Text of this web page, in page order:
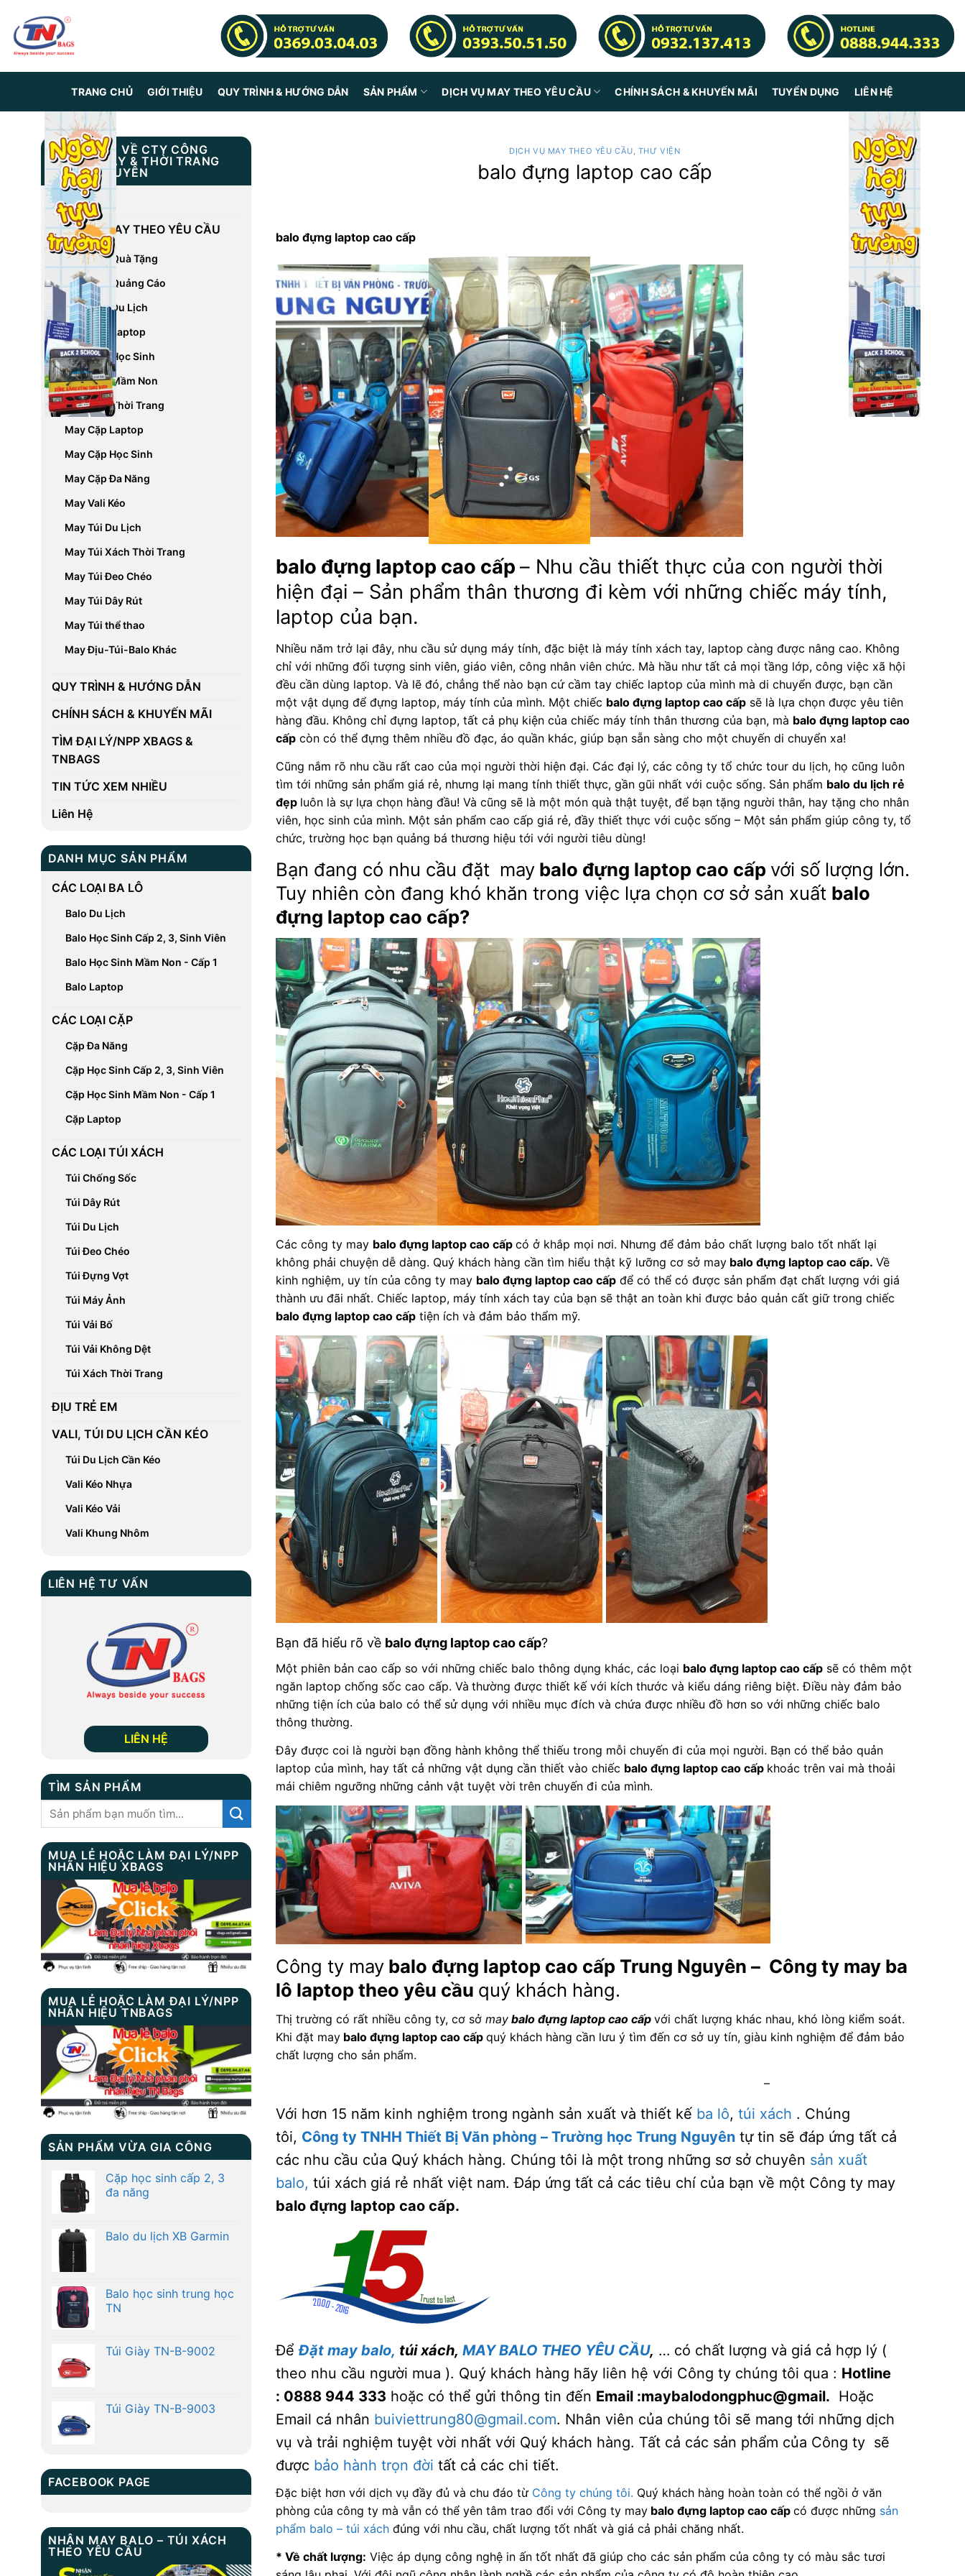
content
TRANG CHỦ GIỚI THIỆU QUY TRÌNH & HƯỚNG DẪN SẢN PHẨM DỊCH VỤ MAY THEO YÊU CẦU CHÍNH SÁCH & KHUYẾN MÃI TUYỂN DỤNG LIÊN HỆ
THÔNG TIN VỀ CTY CÔNG
NGHIỆP MAY & THỜI TRANG
TRUNG NGUYÊN
GIỚI THIỆU
DỊCH VỤ MAY THEO YÊU CẦU
May Balo Quà Tặng
May Balo Quảng Cáo
May Balo Du Lịch
May Balo Laptop
May Balo Học Sinh
May Balo Mầm Non
May Balo Thời Trang
May Cặp Laptop
May Cặp Học Sinh
May Cặp Đa Năng
May Vali Kéo
May Túi Du Lịch
May Túi Xách Thời Trang
May Túi Đeo Chéo
May Túi Dây Rút
May Túi thể thao
May Địu-Túi-Balo Khác
QUY TRÌNH & HƯỚNG DẪN
CHÍNH SÁCH & KHUYẾN MÃI
TÌM ĐẠI LÝ/NPP XBAGS &
TNBAGS
TIN TỨC XEM NHIỀU
Liên Hệ
DANH MỤC SẢN PHẨM
CÁC LOẠI BA LÔ
Balo Du Lịch
Balo Học Sinh Cấp 2, 3, Sinh Viên
Balo Học Sinh Mầm Non - Cấp 1
Balo Laptop
CÁC LOẠI CẶP
Cặp Đa Năng
Cặp Học Sinh Cấp 2, 3, Sinh Viên
Cặp Học Sinh Mầm Non - Cấp 1
Cặp Laptop
CÁC LOẠI TÚI XÁCH
Túi Chống Sốc
Túi Dây Rút
Túi Du Lịch
Túi Đeo Chéo
Túi Đựng Vợt
Túi Máy Ảnh
Túi Vải Bố
Túi Vải Không Dệt
Túi Xách Thời Trang
ĐỊU TRẺ EM
VALI, TÚI DU LỊCH CẦN KÉO
Túi Du Lịch Cần Kéo
Vali Kéo Nhựa
Vali Kéo Vải
Vali Khung Nhôm
LIÊN HỆ TƯ VẤN
LIÊN HỆ
TÌM SẢN PHẨM
Tìm
MUA LẺ HOẶC LÀM ĐẠI LÝ/NPP
NHÃN HIỆU XBAGS
MUA LẺ HOẶC LÀM ĐẠI LÝ/NPP
NHÃN HIỆU TNBAGS
SẢN PHẨM VỪA GIA CÔNG
Cặp học sinh cấp 2, 3
đa năng
Balo du lịch XB Garmin
Balo học sinh trung học
TN
Túi Giày TN-B-9002
Túi Giày TN-B-9003
FACEBOOK PAGE
NHẬN MAY BALO – TÚI XÁCH
THEO YÊU CẦU
DỊCH VỤ MAY THEO YÊU CẦU, THƯ VIỆN
balo đựng laptop cao cấp
balo đựng laptop cao cấp
balo đựng laptop cao cấp– Nhu cầu thiết thực của con người thời
hiện đại – Sản phẩm thân thương đi kèm với những chiếc máy tính,
laptop của bạn.
Nhiều năm trở lại đây, nhu cầu sử dụng máy tính, đặc biệt là máy tính xách tay, laptop càng được nâng cao. Không
chỉ với những đối tượng sinh viên, giáo viên, công nhân viên chức. Mà hầu như tất cả mọi tầng lớp, công việc xã hội
đều cần dùng laptop. Và lẽ đó, chẳng thể nào bạn cứ cầm tay chiếc laptop của mình mà di chuyển được, bạn cần
một vật dụng để đựng laptop, máy tính của mình. Một chiếc balo đựng laptop cao cấp sẽ là lựa chọn được yêu tiên
hàng đầu. Không chỉ đựng laptop, tất cả phụ kiện của chiếc máy tính thân thương của bạn, mà balo đựng laptop cao
cấp còn có thể đựng thêm nhiều đồ đạc, áo quần khác, giúp bạn sẵn sàng cho một chuyến di chuyển xa!
Cũng nắm rõ nhu cầu rất cao của mọi người thời hiện đại. Các đại lý, các công ty tổ chức tour du lịch, họ cũng luôn
tìm tới những sản phẩm giá rẻ, nhưng lại mang tính thiết thực, gần gũi nhất với cuộc sống. Sản phẩm balo du lịch rẻ
đẹp luôn là sự lựa chọn hàng đầu! Và cũng sẽ là một món quà thật tuyệt, để bạn tặng người thân, hay tặng cho nhân
viên, học sinh của mình. Một sản phẩm cao cấp giá rẻ, đầy thiết thực với cuộc sống – Một sản phẩm giúp công ty, tổ
chức, trường học bạn quảng bá thương hiệu tới với người tiêu dùng!
Bạn đang có nhu cầu đặt may balo đựng laptop cao cấp với số lượng lớn.
Tuy nhiên còn đang khó khăn trong việc lựa chọn cơ sở sản xuất balo
đựng laptop cao cấp?
Các công ty may balo đựng laptop cao cấp có ở khắp mọi nơi. Nhưng để đảm bảo chất lượng balo tốt nhất lại
không phải chuyện dễ dàng. Quý khách hàng cần tìm hiểu thật kỹ lưỡng cơ sở may balo đựng laptop cao cấp. Về
kinh nghiệm, uy tín của công ty may balo đựng laptop cao cấp để có thể có được sản phẩm đạt chất lượng với giá
thành ưu đãi nhất. Chiếc laptop, máy tính xách tay của bạn sẽ thật an toàn khi được bảo quản cất giữ trong chiếc
balo đựng laptop cao cấp tiện ích và đảm bảo thẩm mỹ.
Bạn đã hiểu rõ về balo đựng laptop cao cấp?
Một phiên bản cao cấp so với những chiếc balo thông dụng khác, các loại balo đựng laptop cao cấp sẽ có thêm một
ngăn laptop chống sốc cao cấp. Và thường được thiết kế với kích thước và kiểu dáng riêng biệt. Điều này đảm bảo
những tiện ích của balo có thể sử dụng với nhiều mục đích và chứa được nhiều đồ hơn so với những chiếc balo
thông thường.
Đây được coi là người bạn đồng hành không thể thiếu trong mỗi chuyến đi của mọi người. Bạn có thể bảo quản
laptop của mình, hay tất cả những vật dụng cần thiết vào chiếc balo đựng laptop cao cấp khoác trên vai mà thoải
mái chiêm ngưỡng những cảnh vật tuyệt vời trên chuyến đi của mình.
Công ty may balo đựng laptop cao cấp Trung Nguyên – Công ty may ba
lô laptop theo yêu cầu quý khách hàng.
Thị trường có rất nhiều công ty, cơ sởmay balo đựng laptop cao cấpvới chất lượng khác nhau, khó lòng kiểm soát.
Khi đặt may balo đựng laptop cao cấp quý khách hàng cần lưu ý tìm đến cơ sở uy tín, giàu kinh nghiệm để đảm bảo
chất lượng cho sản phẩm.
–
Với hơn 15 năm kinh nghiệm trong ngành sản xuất và thiết kế ba lô,túi xách . Chúng
tôi, Công ty TNHH Thiết Bị Văn phòng – Trường học Trung Nguyên tự tin sẽ đáp ứng tất cả
các nhu cầu của Quý khách hàng. Chúng tôi là một trong những sơ sở chuyên sản xuất
balo, túi xách giá rẻ nhất việt nam. Đáp ứng tất cả các tiêu chí của bạn về một Công ty may
balo đựng laptop cao cấp.
ĐểĐặt may balo, túi xách,MAY BALO THEO YÊU CẦU, … có chất lượng và giá cả hợp lý (
theo nhu cầu người mua ). Quý khách hàng hãy liên hệ với Công ty chúng tôi qua : Hotline
: 0888 944 333 hoặc có thể gửi thông tin đến Email :maybalodongphuc@gmail. Hoặc
Email cá nhân buiviettrung80@gmail.com. Nhân viên của chúng tôi sẽ mang tới những dịch
vụ và trải nghiệm tuyệt vời nhất với Quý khách hàng. Tất cả các sản phẩm của Công ty sẽ
được bảo hành trọn đời tất cả các chi tiết.
Đặc biệt hơn với dịch vụ đầy đủ và chu đáo từ Công ty chúng tôi. Quý khách hàng hoàn toàn có thể ngồi ở văn
phòng của công ty mà vẫn có thể yên tâm trao đổi với Công ty may balo đựng laptop cao cấp có được những sản
phẩm balo – túi xách đúng với nhu cầu, chất lượng tốt nhất và giá cả phải chăng nhất.
* Về chất lượng: Việc áp dụng công nghệ in ấn tốt nhất đã giúp cho các sản phẩm của công ty có màu sắc tươi